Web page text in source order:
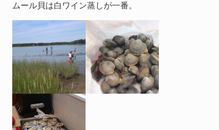
ムール貝は白ワイン蒸しが一番。